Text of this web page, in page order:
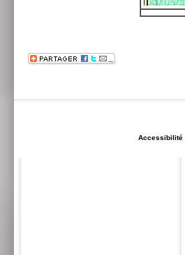
Accessibilité